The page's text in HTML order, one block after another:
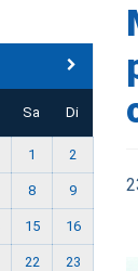
Sa Di
1 2
8 9
15 16
22 23